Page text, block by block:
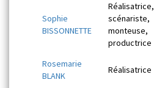
Sophie
BISSONNETTE
Réalisatrice,
scénariste,
monteuse,
productrice
Rosemarie
BLANK
Réalisatrice